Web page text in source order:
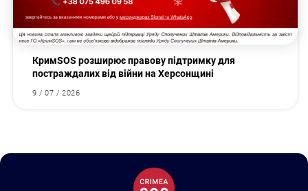
КримSOS розширює правову підтримку для
постраждалих від війни на Херсонщині
9 / 07 / 2026